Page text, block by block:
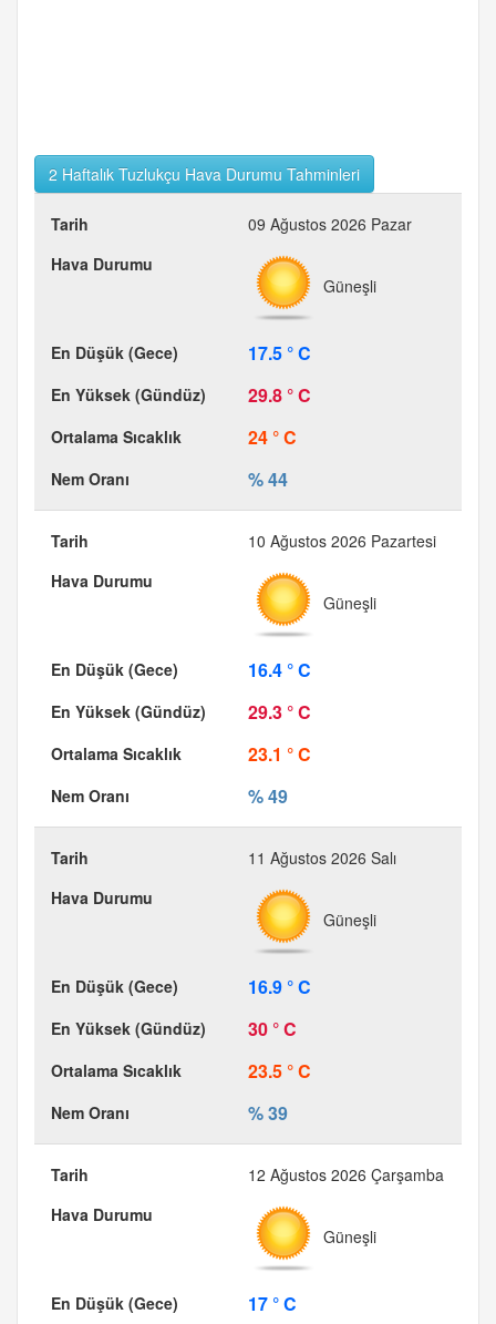
2 Haftalık Tuzlukçu Hava Durumu Tahminleri
09 Ağustos 2026 Pazar
Güneşli
17.5 ° C
29.8 ° C
24 ° C
% 44
10 Ağustos 2026 Pazartesi
Güneşli
16.4 ° C
29.3 ° C
23.1 ° C
% 49
11 Ağustos 2026 Salı
Güneşli
16.9 ° C
30 ° C
23.5 ° C
% 39
12 Ağustos 2026 Çarşamba
Güneşli
17 ° C